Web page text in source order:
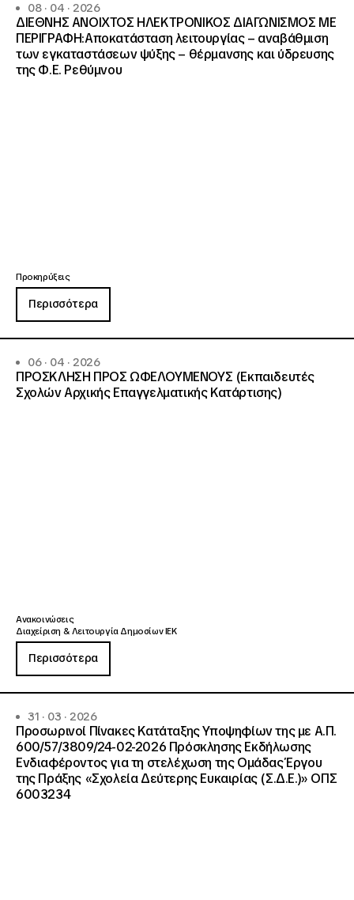
08 · 04 · 2026
ΔΙΕΘΝΗΣ ΑΝΟΙΧΤΟΣ ΗΛΕΚΤΡΟΝΙΚΟΣ ΔΙΑΓΩΝΙΣΜΟΣ ΜΕ
ΠΕΡΙΓΡΑΦΗ:Αποκατάσταση λειτουργίας – αναβάθμιση
των εγκαταστάσεων ψύξης – θέρμανσης και ύδρευσης
της Φ.Ε. Ρεθύμνου
Προκηρύξεις
Περισσότερα
06 · 04 · 2026
ΠΡΟΣΚΛΗΣΗ ΠΡΟΣ ΩΦΕΛΟΥΜΕΝΟΥΣ (Εκπαιδευτές
Σχολών Αρχικής Επαγγελματικής Κατάρτισης)
Ανακοινώσεις
Διαχείριση & Λειτουργία Δημοσίων ΙΕΚ
Περισσότερα
31 · 03 · 2026
Προσωρινοί Πίνακες Κατάταξης Υποψηφίων της με Α.Π.
600/57/3809/24-02-2026 Πρόσκλησης Εκδήλωσης
Ενδιαφέροντος για τη στελέχωση της Ομάδας Έργου
της Πράξης «Σχολεία Δεύτερης Ευκαιρίας (Σ.Δ.Ε.)» ΟΠΣ
6003234